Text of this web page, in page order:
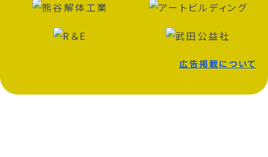
広告掲載について